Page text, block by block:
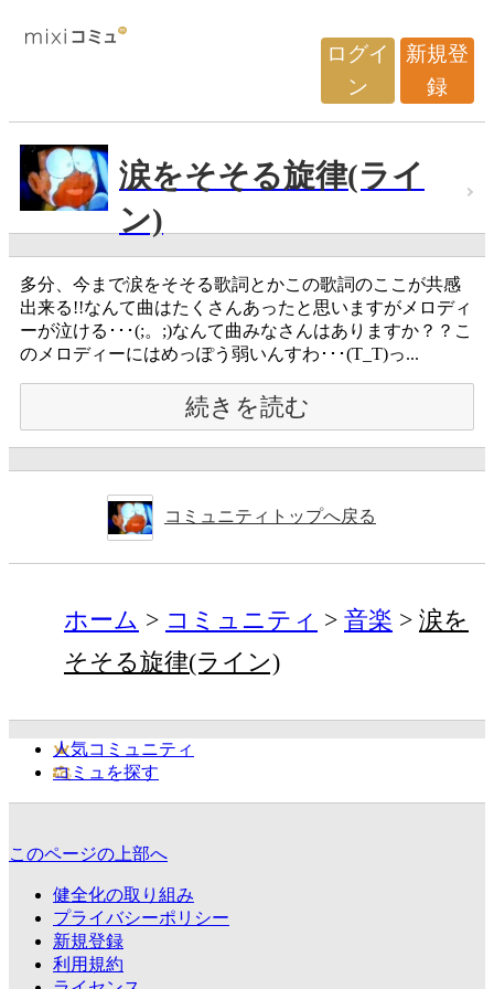
ログイ
ン
新規登
録
涙をそそる旋律(ライ
ン)
多分、今まで涙をそそる歌詞とかこの歌詞のここが共感
出来る!!なんて曲はたくさんあったと思いますがメロディ
ーが泣ける･･･(;。;)なんて曲みなさんはありますか？？こ
のメロディーにはめっぽう弱いんすわ･･･(T_T)っ...
続きを読む
コミュニティトップへ戻る
ホーム コミュニティ 音楽
涙を
そそる旋律(ライン)
人気コミュニティ
コミュを探す
このページの上部へ
健全化の取り組み
プライバシーポリシー
新規登録
利用規約